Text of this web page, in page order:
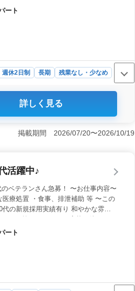
ート
週休2日制 長期
残業なし・少なめ
2日制や残業少なめ、駅チカで車
＜経験者優遇＞ 看護師としての
すことが可能です。
詳しく見る
掲載期間 2026/07/20〜2026/10/19
活躍中♪
ベテランさん急募！ 〜お仕事内容〜
療処置 ・食事、排泄補助 等 〜この
の新規採用実績有り 和やかな雰囲
ート